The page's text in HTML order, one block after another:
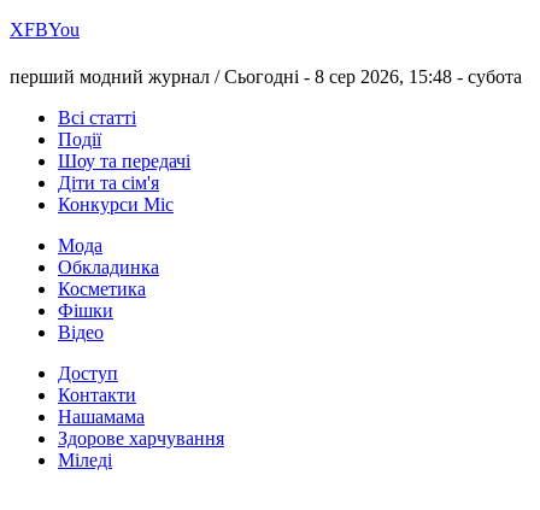
ХFBYou
перший модний журнал /Сьогодні - 8 сер 2026, 15:48 - субота
Всі статті
Події
Шоу та передачі
Діти та сім'я
Конкурси Міс
Мода
Обкладинка
Косметика
Фішки
Відео
Доступ
Контакти
Нашамама
Здорове харчування
Міледі